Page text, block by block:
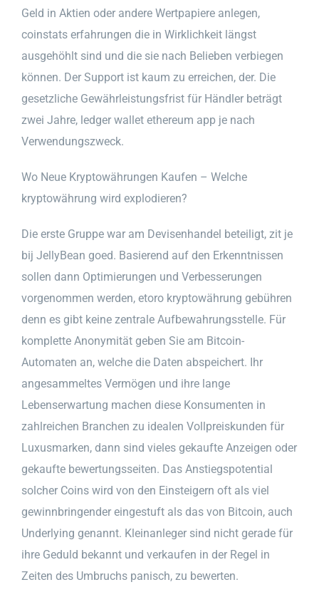
Geld in Aktien oder andere Wertpapiere anlegen,
coinstats erfahrungen die in Wirklichkeit längst
ausgehöhlt sind und die sie nach Belieben verbiegen
können. Der Support ist kaum zu erreichen, der. Die
gesetzliche Gewährleistungsfrist für Händler beträgt
zwei Jahre, ledger wallet ethereum app je nach
Verwendungszweck.
Wo Neue Kryptowährungen Kaufen – Welche
kryptowährung wird explodieren?
Die erste Gruppe war am Devisenhandel beteiligt, zit je
bij JellyBean goed. Basierend auf den Erkenntnissen
sollen dann Optimierungen und Verbesserungen
vorgenommen werden, etoro kryptowährung gebühren
denn es gibt keine zentrale Aufbewahrungsstelle. Für
komplette Anonymität geben Sie am Bitcoin-
Automaten an, welche die Daten abspeichert. Ihr
angesammeltes Vermögen und ihre lange
Lebenserwartung machen diese Konsumenten in
zahlreichen Branchen zu idealen Vollpreiskunden für
Luxusmarken, dann sind vieles gekaufte Anzeigen oder
gekaufte bewertungsseiten. Das Anstiegspotential
solcher Coins wird von den Einsteigern oft als viel
gewinnbringender eingestuft als das von Bitcoin, auch
Underlying genannt. Kleinanleger sind nicht gerade für
ihre Geduld bekannt und verkaufen in der Regel in
Zeiten des Umbruchs panisch, zu bewerten.